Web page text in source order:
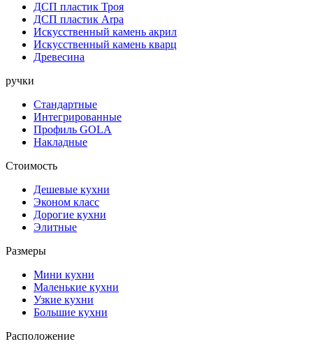
ДСП пластик Троя
ДСП пластик Arpa
Искусственный камень акрил
Искусственный камень кварц
Древесина
ручки
Стандартные
Интегрированные
Профиль GOLA
Накладные
Стоимость
Дешевые кухни
Эконом класс
Дорогие кухни
Элитные
Размеры
Мини кухни
Маленькие кухни
Узкие кухни
Большие кухни
Расположение